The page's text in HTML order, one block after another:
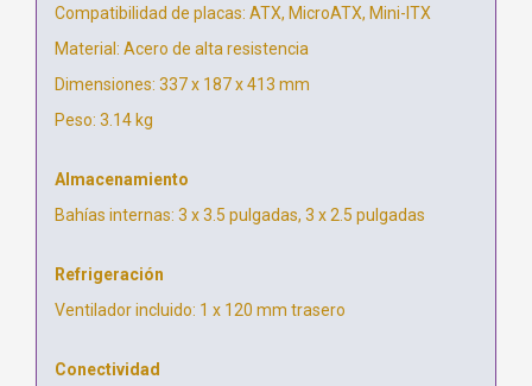
Compatibilidad de placas: ATX, MicroATX, Mini-ITX
Material: Acero de alta resistencia
Dimensiones: 337 x 187 x 413 mm
Peso: 3.14 kg
Almacenamiento
Bahías internas: 3 x 3.5 pulgadas, 3 x 2.5 pulgadas
Refrigeración
Ventilador incluido: 1 x 120 mm trasero
Conectividad